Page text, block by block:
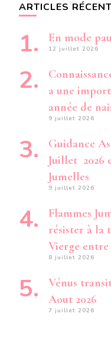
ARTICLES
En mode
12 juillet 2026
a une
année de
9 juillet 2026
Guidance
Juillet 2026
Jumelles
9 juillet 2026
Flammes
résister à la
Vierge
8 juillet 2026
Vénus
Aout 2026
7 juillet 2026